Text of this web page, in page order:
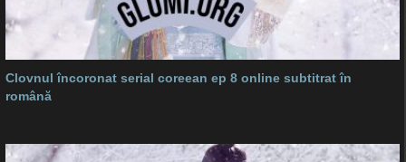
Clovnul încoronat serial coreean ep 8 online subtitrat în
română